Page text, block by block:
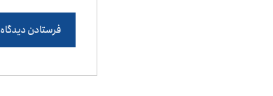
فرستادن دیدگاه